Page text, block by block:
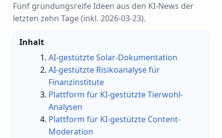
Fünf gründungsreife Ideen aus den KI-News der
letzten zehn Tage (inkl. 2026-03-23).
Inhalt
AI-gestützte Solar-Dokumentation
AI-gestützte Risikoanalyse für
Finanzinstitute
Plattform für KI-gestützte Tierwohl-
Analysen
Plattform für KI-gestützte Content-
Moderation